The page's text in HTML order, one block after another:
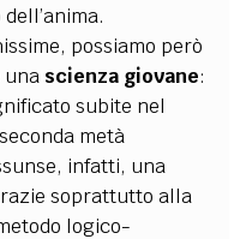
possiamo però
una scienza giovane:
subite nel
metà
infatti, una
soprattutto alla
logico-